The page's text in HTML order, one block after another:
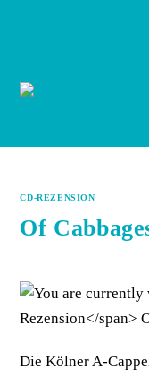
CD-REZENSION
Of
Die Kölner A-